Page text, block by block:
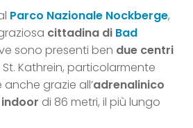
Parco Nazionale Nockberge,
cittadina di Bad
sono presenti ben due centri
Kathrein, particolarmente
grazie all’adrenalinico
di 86 metri, il più lungo